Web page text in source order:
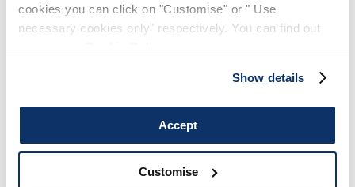
cookies you can click on "Customise" or " Use
necessary cookies only" respectively. You can find out
more in ourCookie Policy.
Show details
Accept
Customise
le pantalon Sojourn grâce au tissu, un lyocell à la main
fluide et à l'aspect soyeux, pour un résultat raffiné et
polyvalent.
• Lyocell, poids léger, main fluide.
TAILLE ET COUPE